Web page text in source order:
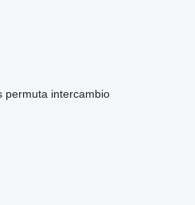
permuta intercambio